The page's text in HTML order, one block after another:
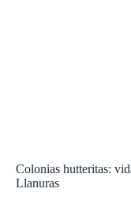
Colonias hutteritas:
Llanuras